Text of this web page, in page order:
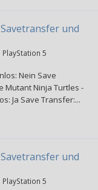
und
PlayStation 5
Nein Save
Mutant Ninja Turtles -
Ja Save Transfer:...
und
PlayStation 5